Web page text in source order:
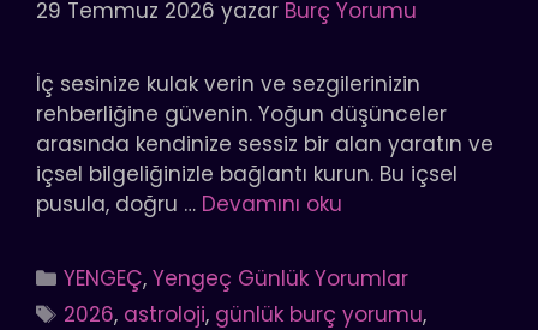
29 Temmuz 2026 yazar Burç Yorumu
İç sesinize kulak verin ve sezgilerinizin
rehberliğine güvenin. Yoğun düşünceler
arasında kendinize sessiz bir alan yaratın ve
içsel bilgeliğinizle bağlantı kurun. Bu içsel
pusula, doğru … Devamını oku
Kategoriler
YENGEÇ,Yengeç Günlük Yorumlar
Etiketler
2026, astroloji, günlük burç yorumu,